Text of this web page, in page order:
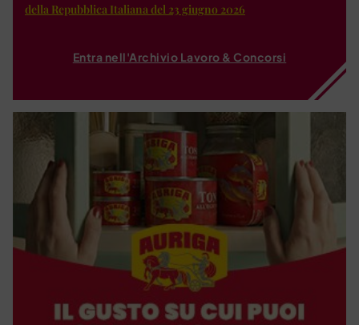
della Repubblica Italiana del 23 giugno 2026
Entra nell'Archivio Lavoro & Concorsi